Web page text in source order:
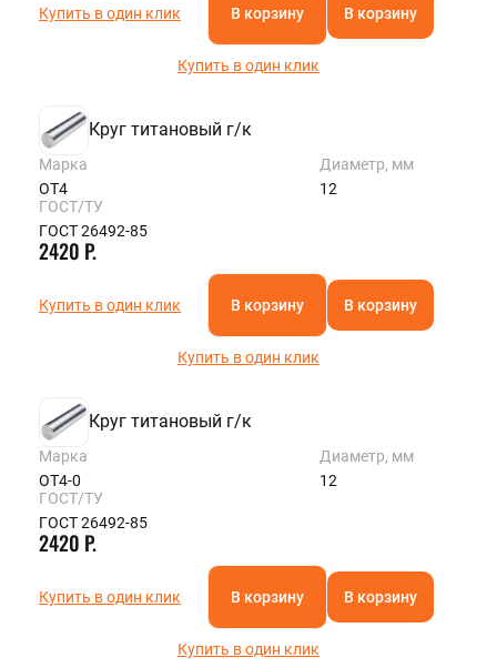
Купить в один клик В корзину В корзину
Купить в один клик
Круг титановый г/к
Марка
ОТ4
Диаметр, мм
12
ГОСТ/ТУ
ГОСТ 26492-85
2420 Р.
Купить в один клик В корзину В корзину
Купить в один клик
Круг титановый г/к
Марка
ОТ4-0
Диаметр, мм
12
ГОСТ/ТУ
ГОСТ 26492-85
2420 Р.
Купить в один клик В корзину В корзину
Купить в один клик